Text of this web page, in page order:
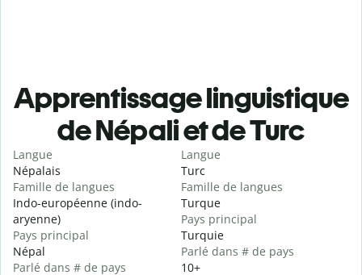
Apprentissage linguistique
de Népali et de Turc
Langue
Népalais
Famille de langues
Indo-européenne (indo-
aryenne)
Pays principal
Népal
Parlé dans # de pays
Langue
Turc
Famille de langues
Turque
Pays principal
Turquie
Parlé dans # de pays
10+